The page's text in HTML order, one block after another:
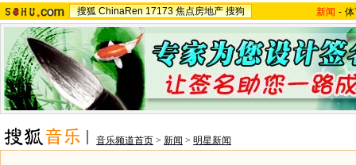
搜狐 ChinaRen 17173 焦点房地产 搜狗 新闻 -
音乐频道首页 > 新闻 > 明星新闻